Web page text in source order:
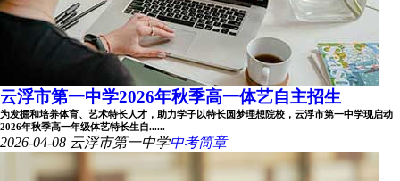
云浮市第一中学2026年秋季高一体艺自主招生
为发掘和培养体育、艺术特长人才，助力学子以特长圆梦理想院校，云浮市第一中学现启动
2026年秋季高一年级体艺特长生自......
2026-04-08 云浮市第一中学中考简章